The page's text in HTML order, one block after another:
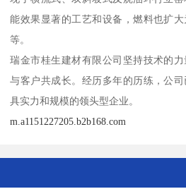
能效果显著的工艺和设备，燃料也扩
等。
瑞金市桂生建材有限公司坚持技术的
与客户共成长。经历多年的历练，公
具实力和规模的领头型企业。
m.a1151227205.b2b168.com